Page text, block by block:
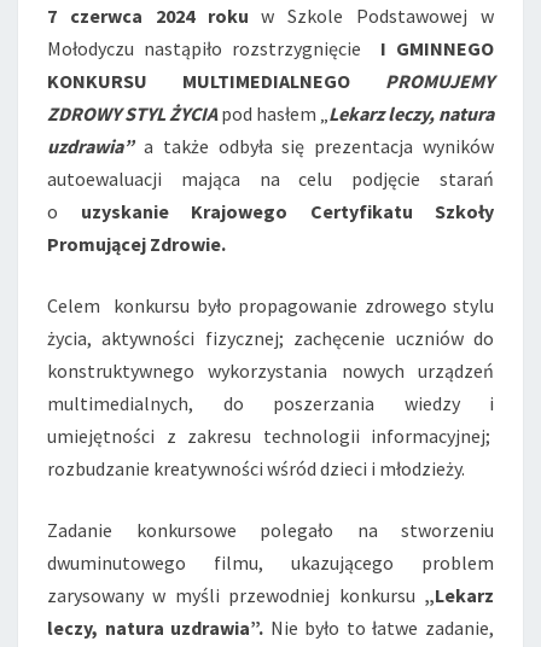
7 czerwca 2024 roku w Szkole Podstawowej w
Mołodyczu nastąpiło rozstrzygnięcie
I GMINNEGO
KONKURSU MULTIMEDIALNEGO PROMUJEMY
ZDROWY STYL ŻYCIApod hasłem „Lekarz leczy, natura
uzdrawia” a także odbyła się prezentacja wyników
autoewaluacji mająca na celu podjęcie starań
o uzyskanie Krajowego Certyfikatu Szkoły
Promującej Zdrowie.
Celem konkursu było propagowanie zdrowego stylu
życia, aktywności fizycznej; zachęcenie uczniów do
konstruktywnego wykorzystania nowych urządzeń
multimedialnych, do poszerzania wiedzy i
umiejętności z zakresu technologii informacyjnej;
rozbudzanie kreatywności wśród dzieci i młodzieży.
Zadanie konkursowe polegało na stworzeniu
dwuminutowego filmu, ukazującego problem
zarysowany w myśli przewodniej konkursu „Lekarz
leczy, natura uzdrawia”. Nie było to łatwe zadanie,